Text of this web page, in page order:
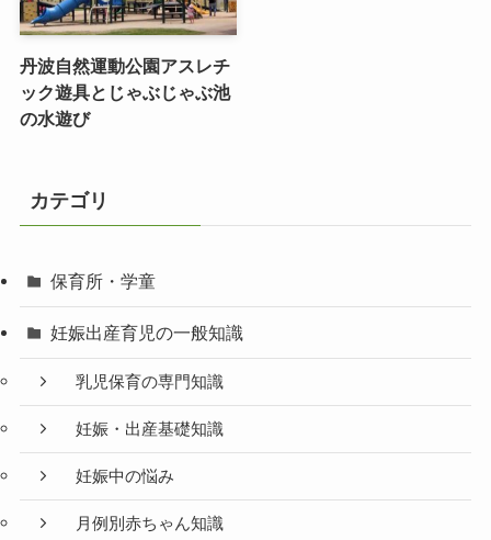
丹波自然運動公園アスレチ
ック遊具とじゃぶじゃぶ池
の水遊び
カテゴリ
保育所・学童
妊娠出産育児の一般知識
乳児保育の専門知識
妊娠・出産基礎知識
妊娠中の悩み
月例別赤ちゃん知識